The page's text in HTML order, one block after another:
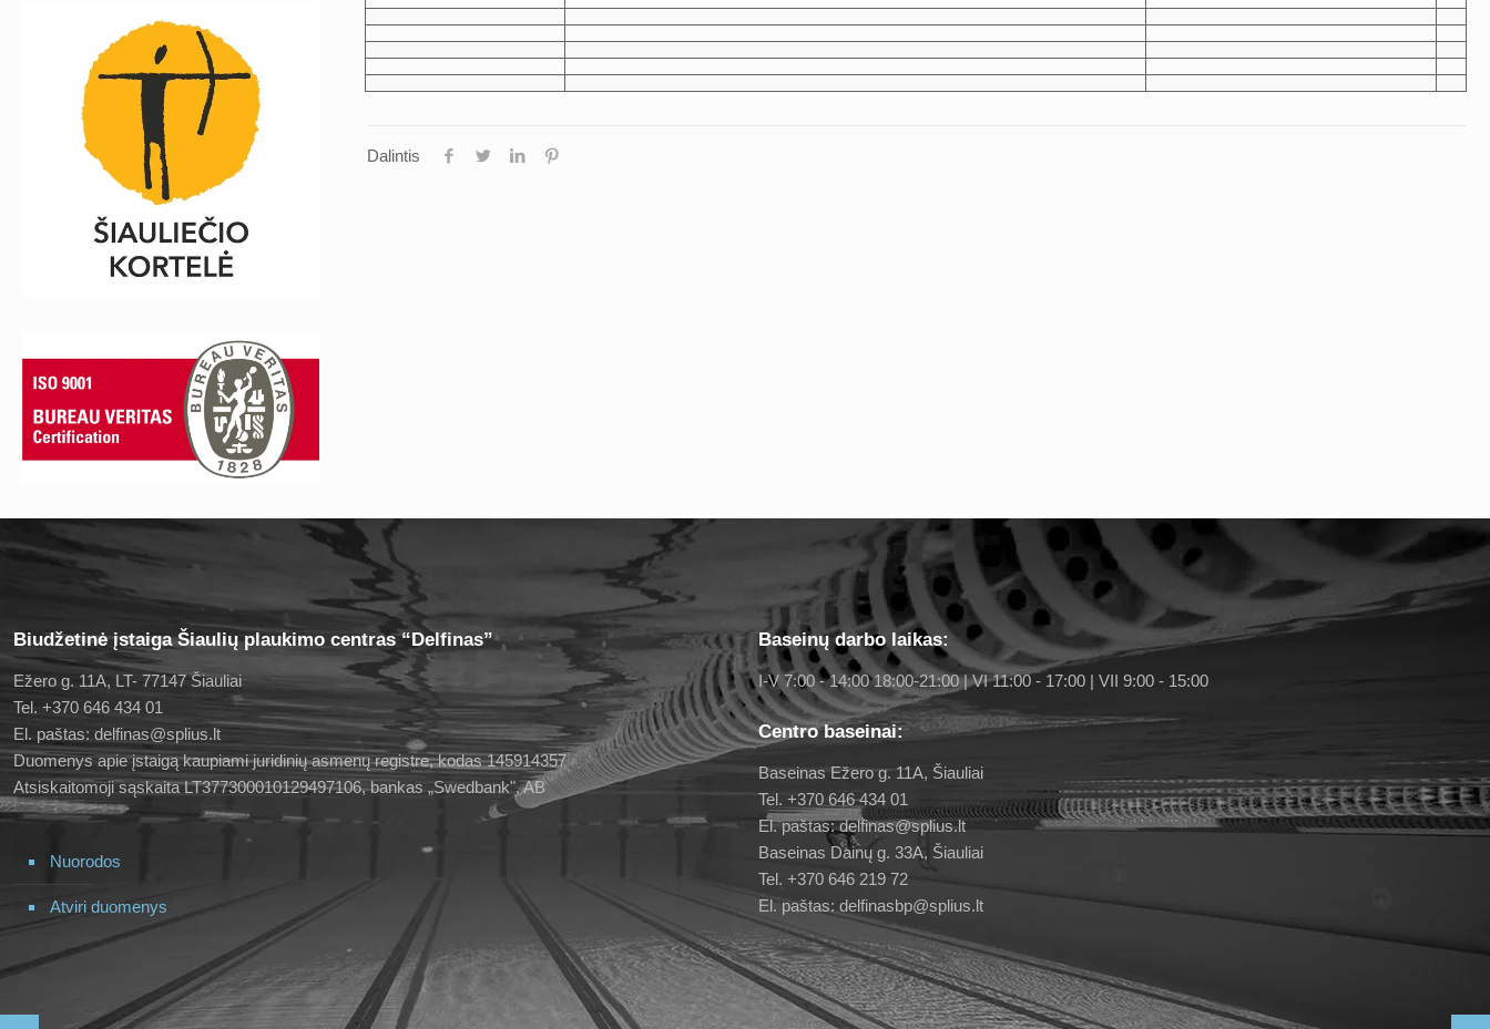
Dalintis
Biudžetinė įstaiga Šiaulių plaukimo centras “Delfinas”
Ežero g. 11A, LT- 77147 Šiauliai
Tel. +370 646 434 01
El. paštas: delfinas@splius.lt
Duomenys apie įstaigą kaupiami juridinių asmenų registre, kodas 145914357
Atsiskaitomoji sąskaita LT377300010129497106, bankas „Swedbank", AB
Nuorodos
Atviri duomenys
Baseinų darbo laikas:
I-V 7:00 - 14:00 18:00-21:00 | VI 11:00 - 17:00 | VII 9:00 - 15:00
Centro baseinai:
Baseinas Ežero g. 11A, Šiauliai
Tel. +370 646 434 01
El. paštas: delfinas@splius.lt
Baseinas Dainų g. 33A, Šiauliai
Tel. +370 646 219 72
El. paštas: delfinasbp@splius.lt